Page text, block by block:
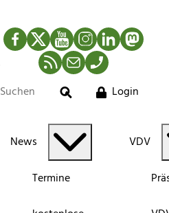
Facebook
TwitterYouTubeInstagram
LinkedIn
RSS-Newsfeed
MailTelefon
Suche
Login
News
Termine
VDV